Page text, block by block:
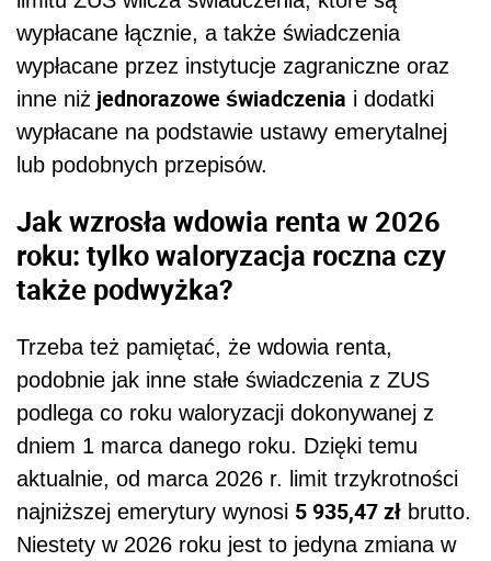
wypłacane łącznie, a także świadczenia
wypłacane przez instytucje zagraniczne oraz
inne niż jednorazowe świadczenia i dodatki
wypłacane na podstawie ustawy emerytalnej
lub podobnych przepisów.
Jak wzrosła wdowia renta w 2026
roku: tylko waloryzacja roczna czy
także podwyżka?
Trzeba też pamiętać, że wdowia renta,
podobnie jak inne stałe świadczenia z ZUS
podlega co roku waloryzacji dokonywanej z
dniem 1 marca danego roku. Dzięki temu
aktualnie, od marca 2026 r. limit trzykrotności
najniższej emerytury wynosi 5 935,47 zł brutto.
Niestety w 2026 roku jest to jedyna zmiana w